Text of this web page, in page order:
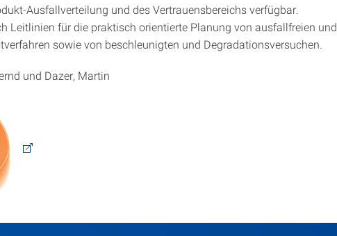
Ausfallverteilung und des Vertrauensbereichs verfügbar.
Leitlinien für die praktisch orientierte Planung von ausfallfreien und
sowie von beschleunigten und Degradationsversuchen.
und Dazer, Martin